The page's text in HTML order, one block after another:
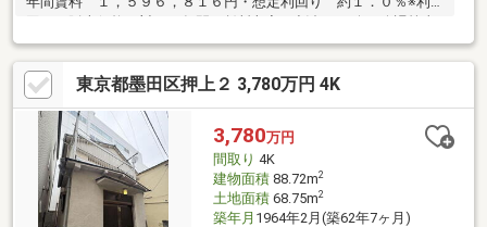
該物件を維持するために必要な費用の控除前※年間予定賃料収入
は現賃料をもとに算出したもので、賃料を保証するものではあり
ません※現在賃貸中につき賃貸借契約の引継ぎを要します▼特
徴・2019年3月築・旭化成「へーベルハウス」注文住宅※防火地域
／28m高度地区／最低限高度地区7m■ ご希望の住まい探しをお手
伝いします ━━━━━・・・物件の詳細・ご相談はお気軽にお問
い合わせください。
東京都墨田区押上２ 3,780万円 4K
3,780万円
間取り 4K
建物面積88.72m2
土地面積68.75m2
築年月 1964年2月(築62年7ヶ月)